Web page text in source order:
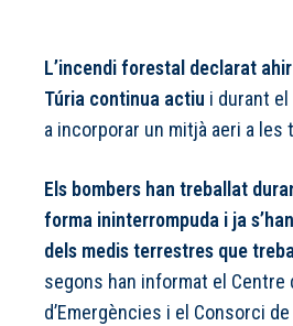
L’incendi forestal declarat
Túria continua actiu i durant el
a incorporar un mitjà aeri a les
Els bombers han treballat
forma ininterrompuda i ja
dels medis terrestres que
segons han informat el Centre
d’Emergències i el Consorci